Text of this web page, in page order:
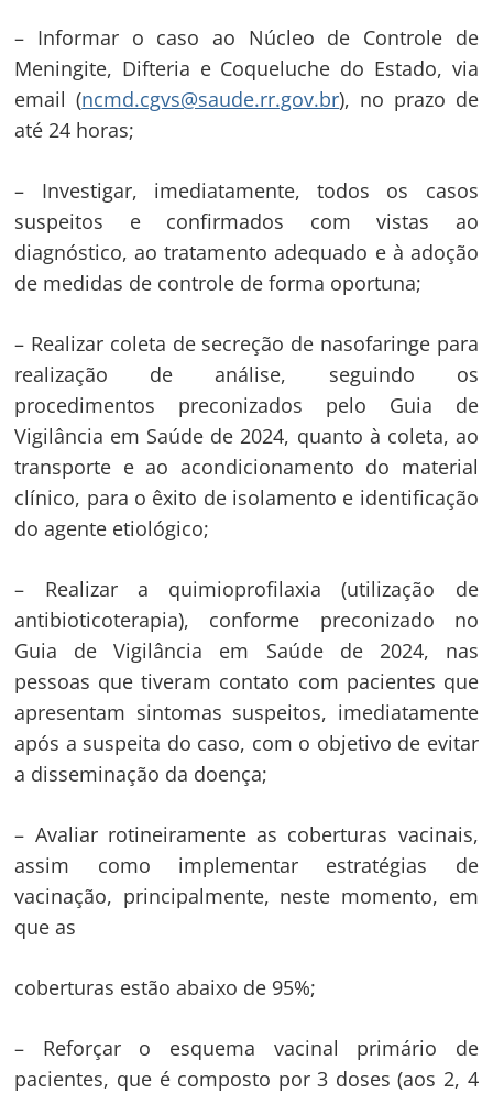
– Informar o caso ao Núcleo de Controle de
Meningite, Difteria e Coqueluche do Estado, via
email (ncmd.cgvs@saude.rr.gov.br), no prazo de
até 24 horas;
– Investigar, imediatamente, todos os casos
suspeitos e confirmados com vistas ao
diagnóstico, ao tratamento adequado e à adoção
de medidas de controle de forma oportuna;
– Realizar coleta de secreção de nasofaringe para
realização de análise, seguindo os
procedimentos preconizados pelo Guia de
Vigilância em Saúde de 2024, quanto à coleta, ao
transporte e ao acondicionamento do material
clínico, para o êxito de isolamento e identificação
do agente etiológico;
– Realizar a quimioprofilaxia (utilização de
antibioticoterapia), conforme preconizado no
Guia de Vigilância em Saúde de 2024, nas
pessoas que tiveram contato com pacientes que
apresentam sintomas suspeitos, imediatamente
após a suspeita do caso, com o objetivo de evitar
a disseminação da doença;
– Avaliar rotineiramente as coberturas vacinais,
assim como implementar estratégias de
vacinação, principalmente, neste momento, em
que as
coberturas estão abaixo de 95%;
– Reforçar o esquema vacinal primário de
pacientes, que é composto por 3 doses (aos 2, 4